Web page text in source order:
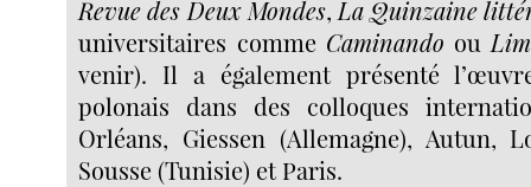
Revue des Deux Mondes, La Quinzaine
universitaires comme Caminando ou
venir). Il a également présenté
polonais dans des colloques
Orléans, Giessen (Allemagne), Autun,
Sousse (Tunisie) et Paris.